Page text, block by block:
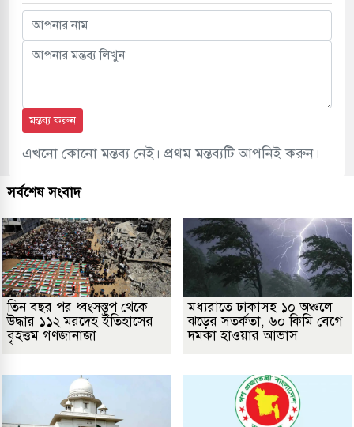
মন্তব্য করুন
এখনো কোনো মন্তব্য নেই। প্রথম মন্তব্যটি আপনিই করুন।
সর্বশেষ সংবাদ
তিন বছর পর ধ্বংসস্তূপ থেকে
উদ্ধার ১১২ মরদেহ ইতিহাসের
বৃহত্তম গণজানাজা
মধ্যরাতে ঢাকাসহ ১০ অঞ্চলে
ঝড়ের সতর্কতা, ৬০ কিমি বেগে
দমকা হাওয়ার আভাস